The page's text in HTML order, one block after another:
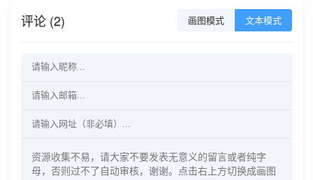
评论 (2) 画图模式 文本模式